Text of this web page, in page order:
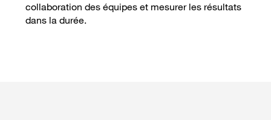
collaboration des équipes et mesurer les résultats
dans la durée.